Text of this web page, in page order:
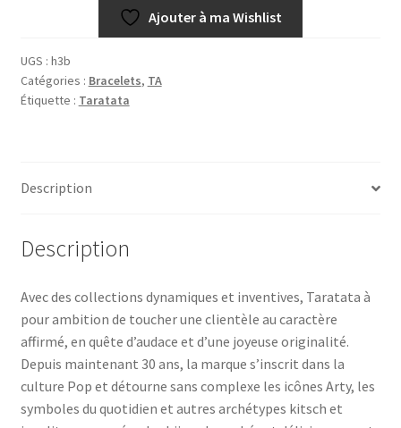
Ajouter à ma Wishlist
UGS : h3b
Catégories : Bracelets, TA
Étiquette : Taratata
Description
Description
Avec des collections dynamiques et inventives, Taratata à
pour ambition de toucher une clientèle au caractère
affirmé, en quête d’audace et d’une joyeuse originalité.
Depuis maintenant 30 ans, la marque s’inscrit dans la
culture Pop et détourne sans complexe les icônes Arty, les
symboles du quotidien et autres archétypes kitsch et